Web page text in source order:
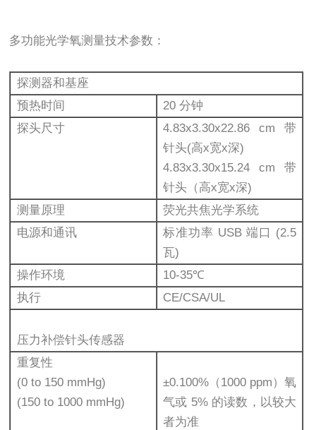
多功能光学氧测量技术参数：
探测器和基座
预热时间
20 分钟
探头尺寸
4.83x3.30x22.86 cm 带
针头(高x宽x深)
4.83x3.30x15.24 cm 带
针头（高x宽x深)
测量原理
荧光共焦光学系统
电源和通讯
标准功率 USB 端口 (2.5
瓦)
操作环境
10-35℃
执行
CE/CSA/UL
压力补偿针头传感器
重复性
(0 to 150 mmHg)
(150 to 1000 mmHg)
±0.100%（1000 ppm）氧
气或 5% 的读数，以较大
者为准